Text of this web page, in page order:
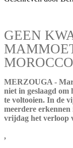
GEEN
MERZOUGA -
niet in geslaagd
te voltooien. In de
meerdere
vrijdag het verloop
,